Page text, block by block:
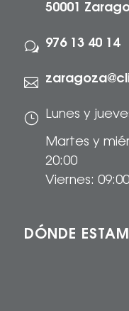
50001
w 976 13 40 14

} Lunes y
Martes y
20:00
Viernes:
DÓNDE